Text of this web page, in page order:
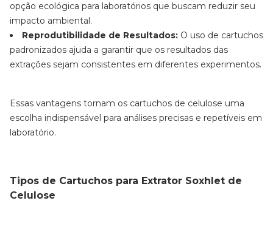
opção ecológica para laboratórios que buscam reduzir seu
impacto ambiental.
Reprodutibilidade de Resultados: O uso de cartuchos
padronizados ajuda a garantir que os resultados das
extrações sejam consistentes em diferentes experimentos.
Essas vantagens tornam os cartuchos de celulose uma
escolha indispensável para análises precisas e repetíveis em
laboratório.
Tipos de Cartuchos para Extrator Soxhlet de
Celulose